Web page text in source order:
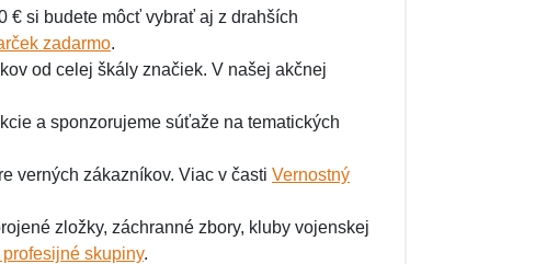
€ si budete môcť vybrať aj z drahších
zadarmo.
od celej škály značiek. V našej akčnej
a sponzorujeme súťaže na tematických
verných zákazníkov. Viac v časti Vernostný
zložky, záchranné zbory, kluby vojenskej
skupiny.